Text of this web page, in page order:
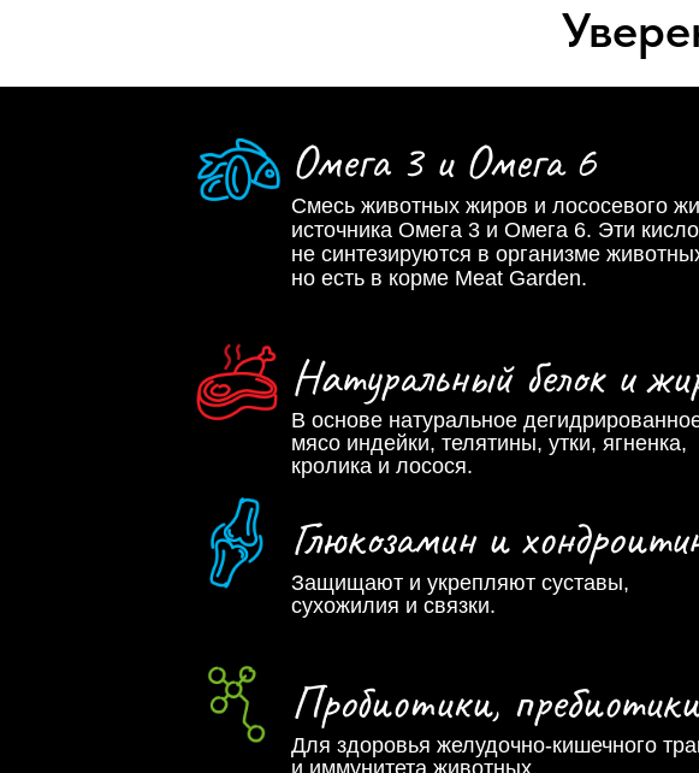
Смесь животных жиров и лососевого
источника Омега 3 и Омега 6. Эти
не синтезируются в организме
но есть в корме Meat Garden.
В основе натуральное
мясо индейки, телятины, утки, ягненка,
кролика и лосося.
Защищают и укрепляют суставы,
сухожилия и связки.
Омега 3 и Омега 6
Натуральный белок и
Глюкозамин и
Для здоровья желудочно-кишечного
и иммунитета животных.
Пробиотики, пребиотики